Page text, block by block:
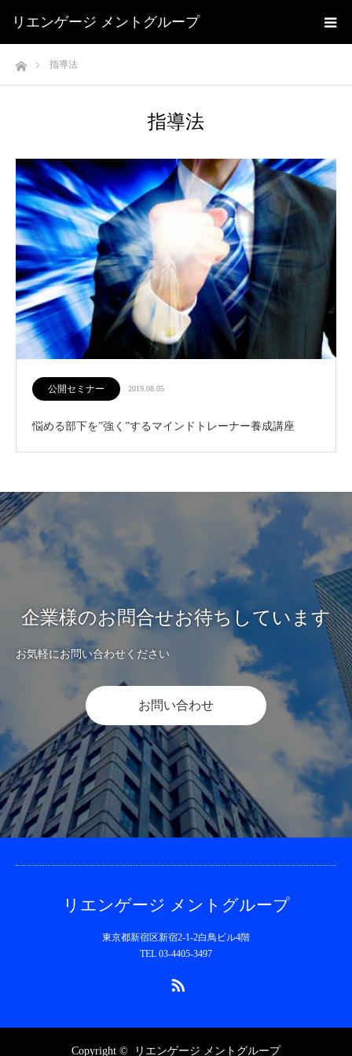
リエンゲージ メントグループ
ホーム指導法
指導法
公開セミナー 2019.08.05
悩める部下を”強く”するマインドトレーナー養成講座
企業様のお問合せお待ちしています
お気軽にお問い合わせください
お問い合わせ
リエンゲージ メントグループ
東京都新宿区新宿2-1-2白鳥ビル4階
TEL 03-4405-3497
Copyright © リエンゲージ メントグループ